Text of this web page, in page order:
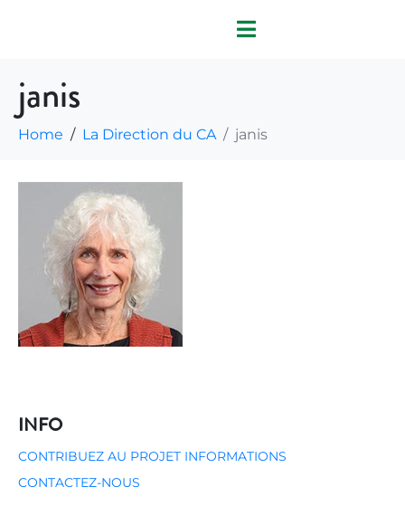
janis
Home La Direction du CA janis
INFO
CONTRIBUEZ AU PROJET INFORMATIONS
CONTACTEZ-NOUS